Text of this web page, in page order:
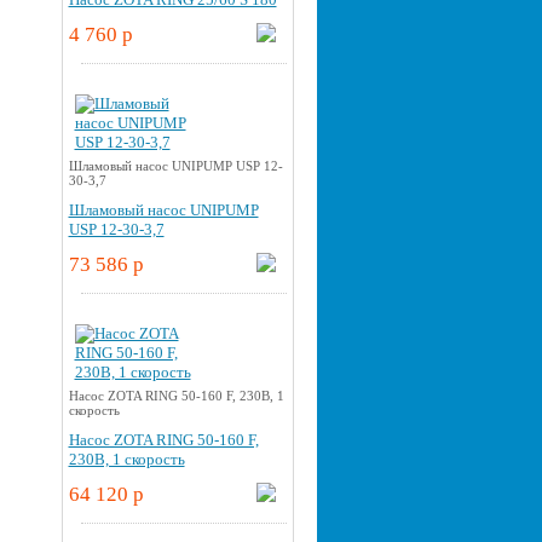
4 760 p
Шламовый насос UNIPUMP USP 12-
30-3,7
Шламовый насос UNIPUMP
USP 12-30-3,7
73 586 p
Насос ZOTA RING 50-160 F, 230В, 1
скорость
Насос ZOTA RING 50-160 F,
230В, 1 скорость
64 120 p